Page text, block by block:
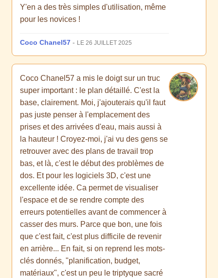
Y'en a des très simples d'utilisation, même
pour les novices !
Coco Chanel57 - LE 26 JUILLET 2025
Coco Chanel57 a mis le doigt sur un truc
super important : le plan détaillé. C'est la
base, clairement. Moi, j'ajouterais qu'il faut
pas juste penser à l'emplacement des
prises et des arrivées d'eau, mais aussi à
la hauteur ! Croyez-moi, j'ai vu des gens se
retrouver avec des plans de travail trop
bas, et là, c'est le début des problèmes de
dos. Et pour les logiciels 3D, c'est une
excellente idée. Ca permet de visualiser
l'espace et de se rendre compte des
erreurs potentielles avant de commencer à
casser des murs. Parce que bon, une fois
que c'est fait, c'est plus difficile de revenir
en arrière... En fait, si on reprend les mots-
clés donnés, "planification, budget,
matériaux", c'est un peu le triptyque sacré